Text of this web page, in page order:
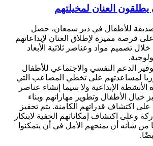
يطلقون العنان لمخيلتهم
للأطفال في دير سمعان، حصل
فرصة مميزة لإطلاق العنان لإبداعاتهم
تصميم مواد وعناصر ثلاثية الأبعاد
الدعم النفسي والاجتماعي للأطفال
لمساعدتهم على تخطي المصاعب التي
الإبداعية ولا سيما إنشاء عناصر
خيال الأطفال وتطوير مهاراتهم وبناء
اكتشاف قدراتهم الكامنة. يتم تحفيز
وعلى اكتشاف إمكاناتهم الخفية لابتكار
شأنه أن يمنحهم الأمل في أن يتمكنوا